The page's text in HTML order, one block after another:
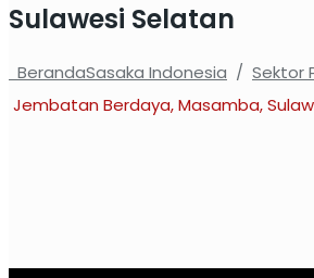
Sulawesi Selatan
BerandaSasaka Indonesia / Sektor
Jembatan Berdaya, Masamba,